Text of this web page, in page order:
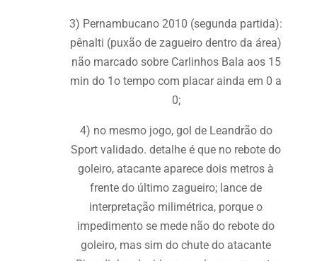
3) Pernambucano 2010 (segunda partida):
pênalti (puxão de zagueiro dentro da área)
não marcado sobre Carlinhos Bala aos 15
min do 1o tempo com placar ainda em 0 a
0;
4) no mesmo jogo, gol de Leandrão do
Sport validado. detalhe é que no rebote do
goleiro, atacante aparece dois metros à
frente do último zagueiro; lance de
interpretação milimétrica, porque o
impedimento se mede não do rebote do
goleiro, mas sim do chute do atacante